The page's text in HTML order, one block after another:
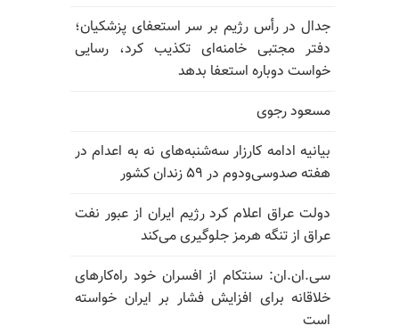
جدال در رأس رژیم بر سر استعفای پزشکیان؛
دفتر مجتبی خامنه‌ای تکذیب کرد، رسایی
خواست دوباره استعفا بدهد
مسعود رجوی
بیانیه ادامه کارزار سه‌شنبه‌های نه به اعدام در
هفته صدوسی‌و‌دوم در ۵۹ زندان کشور
دولت عراق اعلام کرد رژیم ایران از عبور نفت
عراق از تنگه هرمز جلوگیری می‌کند
سی.ان.ان: سنتکام از افسران خود راه‌کارهای
خلاقانه برای افزایش فشار بر ایران خواسته
است